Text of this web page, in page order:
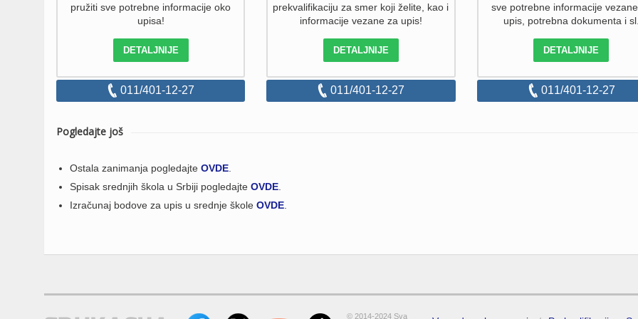
pružiti sve potrebne informacije oko
upisa!
DETALJNIJE
011/401-12-27
prekvalifikaciju za smer koji želite, kao i
informacije vezane za upis!
DETALJNIJE
011/401-12-27
sve potrebne informacije
upis, potrebna dokumenta i
DETALJNIJE
011/401-12-27
Pogledajte još
Ostala zanimanja pogledajte OVDE
Spisak srednjih škola u Srbiji pogledajte OVDE
Izračunaj bodove za upis u srednje škole OVDE
© 2014-2024 Sva